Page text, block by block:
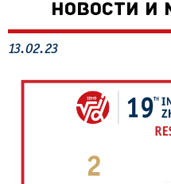
НОВОСТИ И
13.02.23